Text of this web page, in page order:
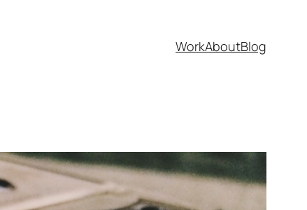
WorkAboutBlog